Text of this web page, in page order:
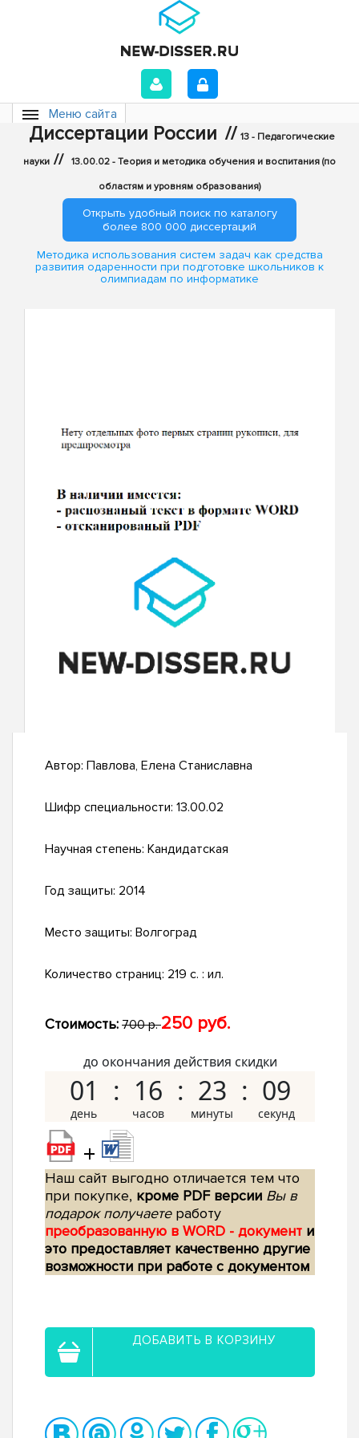
Меню сайта
Диссертации России // 13 - Педагогические
науки // 13.00.02 - Теория и методика обучения и воспитания (по
областям и уровням образования)
Открыть удобный поиск по каталогу
более 800 000 диссертаций
Методика использования систем задач как средства
развития одаренности при подготовке школьников к
олимпиадам по информатике
Автор: Павлова, Елена Станиславна
Шифр специальности: 13.00.02
Научная степень: Кандидатская
Год защиты: 2014
Место защиты: Волгоград
Количество страниц: 219 с. : ил.
Стоимость: 700 р.250 руб.
до окончания действия скидки
01 16 23 08
+
Наш сайт выгодно отличается тем что
при покупке, кроме PDF версии Вы в
подарок получаетеработу
преобразованную в WORD - документ и
это предоставляет качественно другие
возможности при работе с документом
ДОБАВИТЬ В КОРЗИНУ